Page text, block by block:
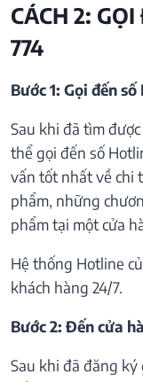
CÁCH 2:
774
Bước 1: Gọi đến
Sau khi đã tìm
thể gọi đến số
vấn tốt nhất về chi
phẩm, những
phẩm tại một cửa
Hệ thống Hotline
khách hàng 24/7.
Bước 2: Đến cửa
Sau khi đã đăng ký